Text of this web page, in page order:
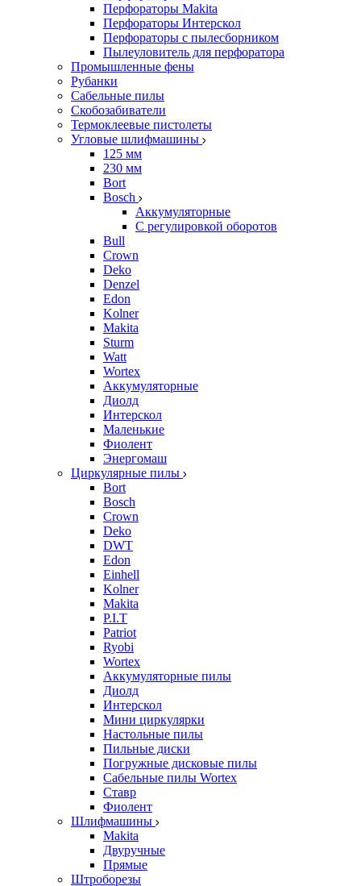
Перфораторы Makita
Перфораторы Интерскол
Перфораторы с пылесборником
Пылеуловитель для перфоратора
Промышленные фены
Рубанки
Сабельные пилы
Скобозабиватели
Термоклеевые пистолеты
Угловые шлифмашины
125 мм
230 мм
Bort
Bosch
Аккумуляторные
С регулировкой оборотов
Bull
Crown
Deko
Denzel
Edon
Kolner
Makita
Sturm
Watt
Wortex
Аккумуляторные
Диолд
Интерскол
Маленькие
Фиолент
Энергомаш
Циркулярные пилы
Bort
Bosch
Crown
Deko
DWT
Edon
Einhell
Kolner
Makita
P.I.T
Patriot
Ryobi
Wortex
Аккумуляторные пилы
Диолд
Интерскол
Мини циркулярки
Настольные пилы
Пильные диски
Погружные дисковые пилы
Сабельные пилы Wortex
Ставр
Фиолент
Шлифмашины
Makita
Двуручные
Прямые
Штроборезы